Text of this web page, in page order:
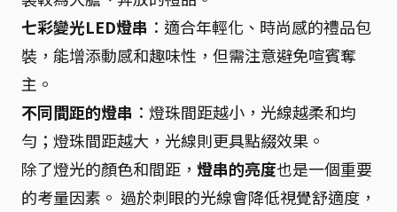
七彩變光LED燈串 ：適合年輕化、時尚感的禮品包
裝，能增添動感和趣味性，但需注意避免喧賓奪
主。
不同間距的燈串 ：燈珠間距越小，光線越柔和均
勻；燈珠間距越大，光線則更具點綴效果。
除了燈光的顏色和間距， 燈串的亮度也是一個重要
的考量因素。 過於刺眼的光線會降低視覺舒適度，